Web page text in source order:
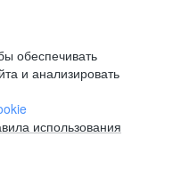
обеспечивать
и анализировать
использования